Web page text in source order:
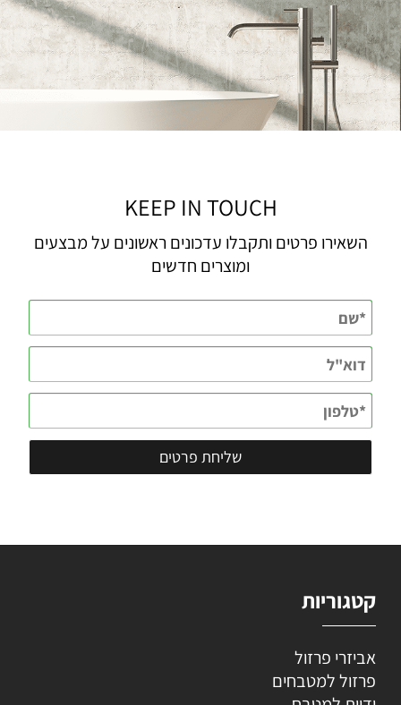
KEEP IN TOUCH
השאירו פרטים ותקבלו עדכונים ראשונים על מבצעים
ומוצרים חדשים
קטגוריות
אביזרי פרזול
פרזול למטבחים